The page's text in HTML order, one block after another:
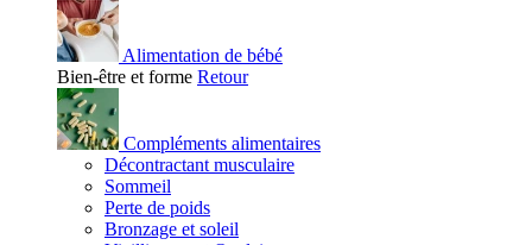
Alimentation de bébé
Bien-être et forme Retour
Compléments alimentaires
Décontractant musculaire
Sommeil
Perte de poids
Bronzage et soleil